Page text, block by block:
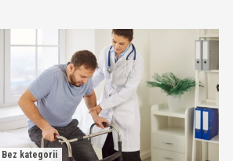
Bez kategorii